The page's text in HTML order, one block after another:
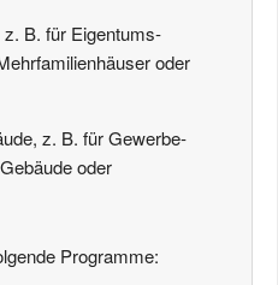
z. B. für Eigentums­
oder
z. B. für Gewerbe­
oder
Programme: